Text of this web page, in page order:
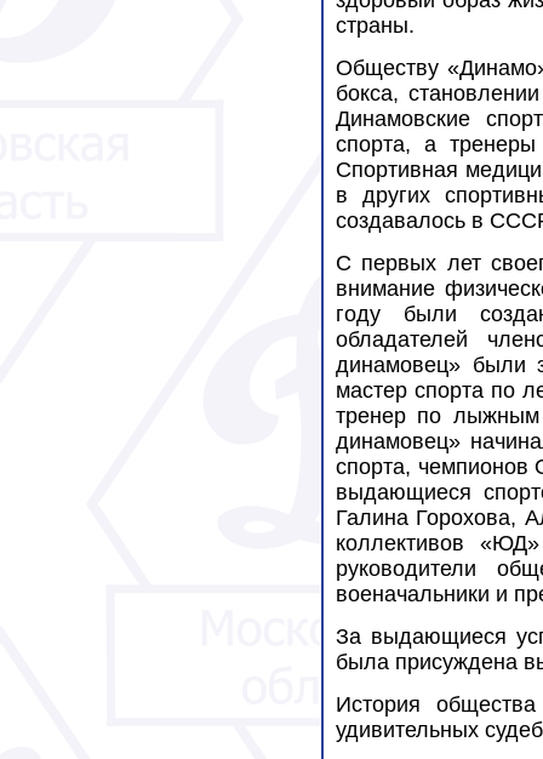
страны.
Обществу
бокса,
Динамовские
спорта, а тренеры
Спортивная
в других
создавалось в
С первых лет
внимание
году были
обладателей
динамовец» были
мастер спорта по
тренер по лыжным
динамовец»
спорта, чемпионов
выдающиеся
Галина Горохова,
коллективов
руководители
военачальники и
За выдающиеся
была присуждена
История
удивительных